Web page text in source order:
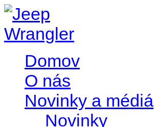
Domov
O nás
Novinky a médiá
Novinky